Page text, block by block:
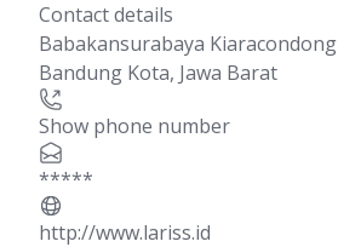
Contact details
Babakansurabaya Kiaracondong
Bandung Kota, Jawa Barat
Show phone number
*****
http://www.lariss.id